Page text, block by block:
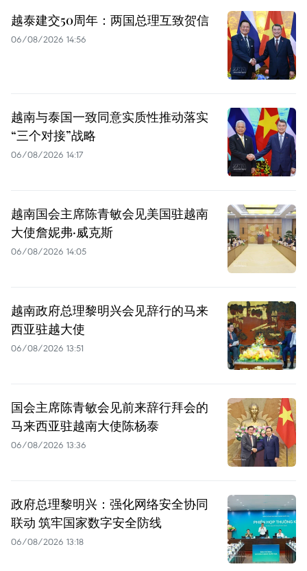
越泰建交50周年：两国总理互致贺信
06/08/2026 14:56
越南与泰国一致同意实质性推动落实
“三个对接”战略
06/08/2026 14:17
越南国会主席陈青敏会见美国驻越南
大使詹妮弗·威克斯
06/08/2026 14:05
越南政府总理黎明兴会见辞行的马来
西亚驻越大使
06/08/2026 13:51
国会主席陈青敏会见前来辞行拜会的
马来西亚驻越南大使陈杨泰
06/08/2026 13:36
政府总理黎明兴：强化网络安全协同
联动 筑牢国家数字安全防线
06/08/2026 13:18